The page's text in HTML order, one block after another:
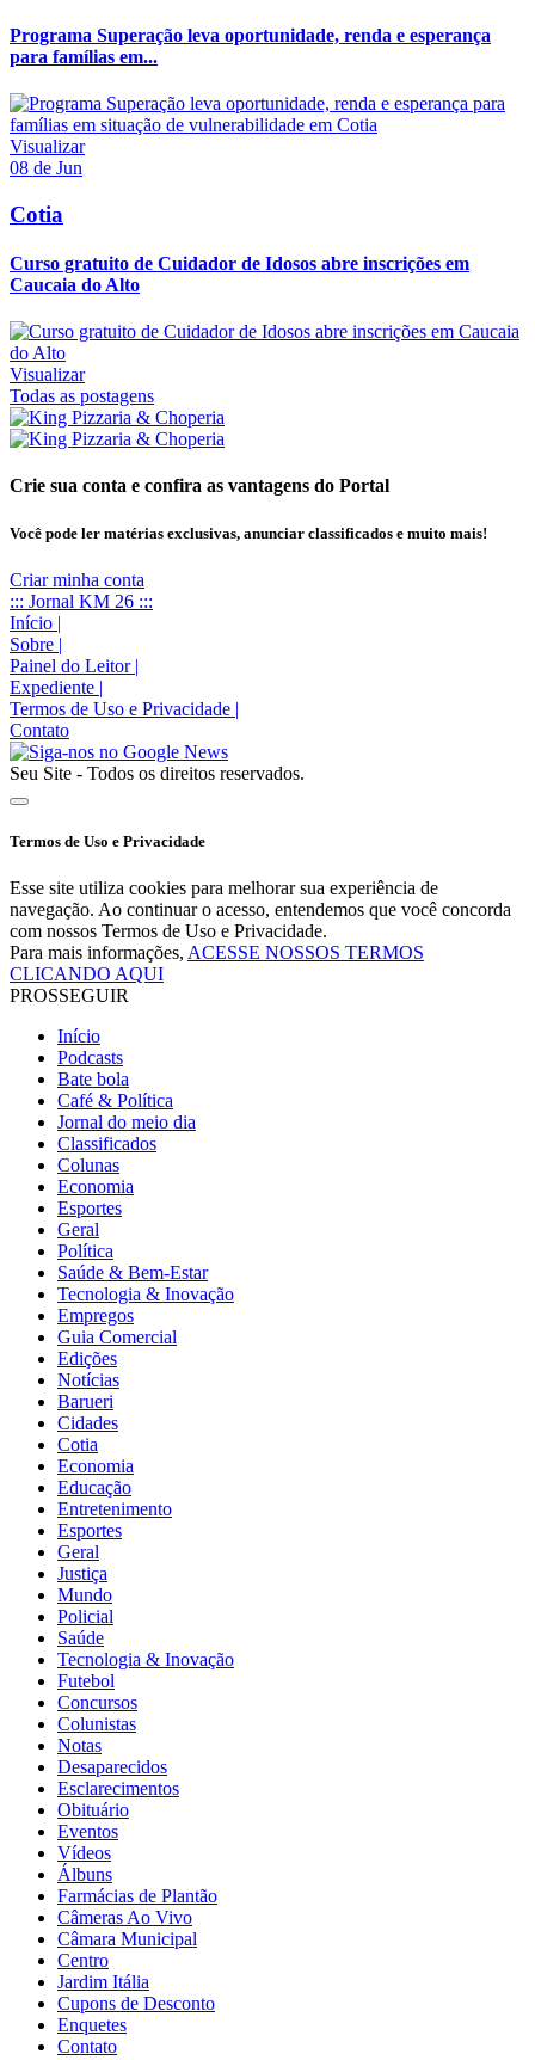
Programa Superação leva oportunidade, renda e esperança
para famílias em...
Visualizar
08 de Jun
Cotia
Curso gratuito de Cuidador de Idosos abre inscrições em
Caucaia do Alto
Visualizar
Todas as postagens
Crie sua conta e confira as vantagens do Portal
Você pode ler matérias exclusivas, anunciar classificados e muito mais!
Criar minha conta
::: Jornal KM 26 :::
Início |
Sobre |
Painel do Leitor |
Expediente |
Termos de Uso e Privacidade |
Contato
Seu Site - Todos os direitos reservados.
Termos de Uso e Privacidade
Esse site utiliza cookies para melhorar sua experiência de
navegação. Ao continuar o acesso, entendemos que você concorda
com nossos Termos de Uso e Privacidade.
Para mais informações, ACESSE NOSSOS TERMOS
CLICANDO AQUI
PROSSEGUIR
Início
Podcasts
Bate bola
Café & Política
Jornal do meio dia
Classificados
Colunas
Economia
Esportes
Geral
Política
Saúde & Bem-Estar
Tecnologia & Inovação
Empregos
Guia Comercial
Edições
Notícias
Barueri
Cidades
Cotia
Economia
Educação
Entretenimento
Esportes
Geral
Justiça
Mundo
Policial
Saúde
Tecnologia & Inovação
Futebol
Concursos
Colunistas
Notas
Desaparecidos
Esclarecimentos
Obituário
Eventos
Vídeos
Álbuns
Farmácias de Plantão
Câmeras Ao Vivo
Câmara Municipal
Centro
Jardim Itália
Cupons de Desconto
Enquetes
Contato